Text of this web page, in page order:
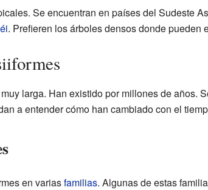
Se encuentran en países del Sudeste
. Prefieren los árboles densos donde pueden
larga. Han existido por millones de años.
a entender cómo han cambiado con el
en variasfamilias. Algunas de estas